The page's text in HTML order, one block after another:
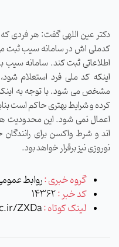
دکتر عین اللهی گفت: هر فردی
کدملی اش در سامانه سیب ثبت
اطلاعاتی ثبت کند. سامانه
اینکه کد ملی فرد استعلام
مشخص می شود. با توجه به
کرده و شرایط بهتری حاکم است
اعمال نمی شود. این محدودیت
اند و شرط واکسن برای
نوروزی نیز برقرار خواهد بود.
گروه خبری :روابط عمومی 3,روابط
کد خبر :14362
لینک کوتاه :ZXDa